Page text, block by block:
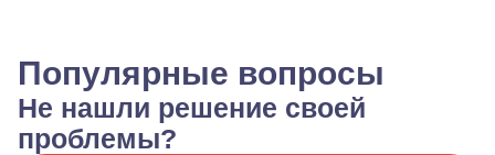
Популярные вопросы
Не нашли решение своей
проблемы?